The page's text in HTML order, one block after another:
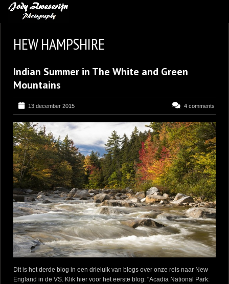
BLOG
LEREN VAN KUNST
BENCE MATE FOTOHUTTEN
OVER MIJ
CONTACT
HEW HAMPSHIRE
Indian Summer in The White and Green
Mountains
13 december 2015 4 comments
Dit is het derde blog in een drieluik van blogs over onze reis naar New
England in de VS. Klik hier voor het eerste blog: "Acadia National Park: